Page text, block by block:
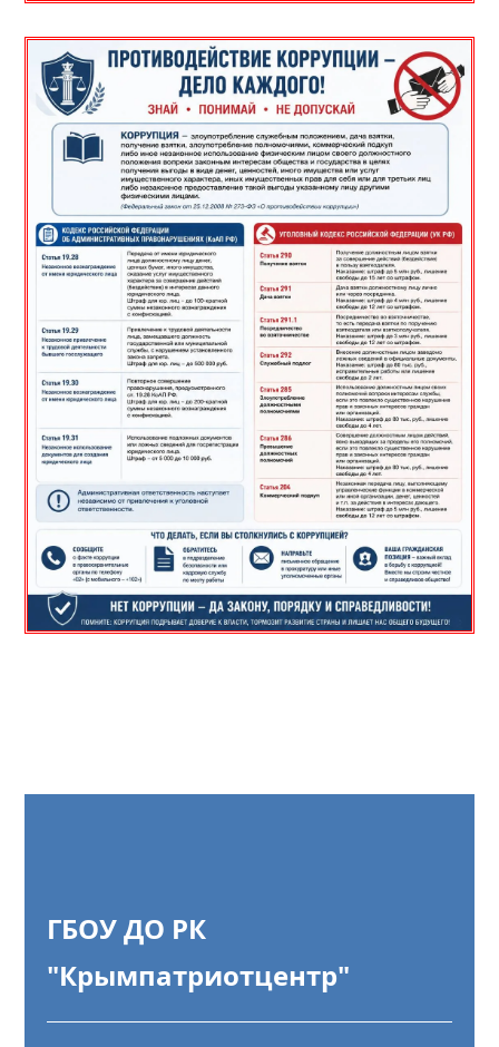
ГБОУ ДО РК
"Крымпатриотцентр"